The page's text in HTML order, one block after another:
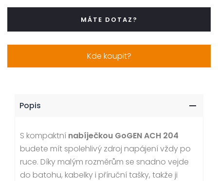
MÁTE DOTAZ?
Kde koupit?
Popis
S kompaktní nabíječkou GoGEN ACH 204
budete mít spolehlivý zdroj napájení vždy po
ruce. Díky malým rozměrům se snadno vejde
do batohu, kabelky i příruční tašky, takže ji